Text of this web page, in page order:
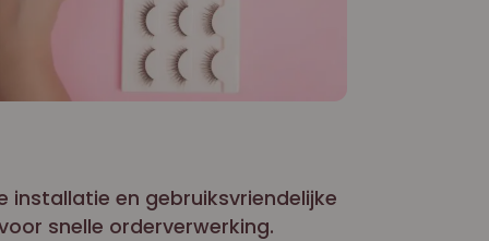
installatie en gebruiksvriendelijke
snelle orderverwerking.